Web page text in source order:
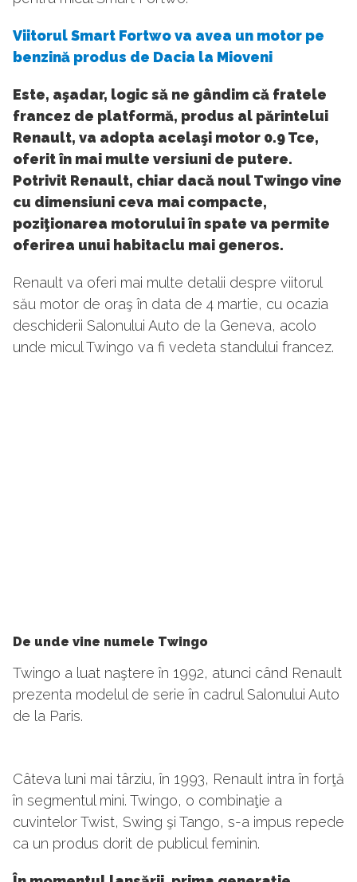
Viitorul Smart Fortwo va avea un motor pe
benzină produs de Dacia la Mioveni
Este, aşadar, logic să ne gândim că fratele
francez de platformă, produs al părintelui
Renault, va adopta acelaşi motor 0.9 Tce,
oferit în mai multe versiuni de putere.
Potrivit Renault, chiar dacă noul Twingo vine
cu dimensiuni ceva mai compacte,
poziţionarea motorului în spate va permite
oferirea unui habitaclu mai generos.
Renault va oferi mai multe detalii despre viitorul
său motor de oraş în data de 4 martie, cu ocazia
deschiderii Salonului Auto de la Geneva, acolo
unde micul Twingo va fi vedeta standului francez.
De unde vine numele Twingo
Twingo a luat naştere în 1992, atunci când Renault
prezenta modelul de serie în cadrul Salonului Auto
de la Paris.
Câteva luni mai târziu, în 1993, Renault intra în forţă
în segmentul mini. Twingo, o combinaţie a
cuvintelor Twist, Swing şi Tango, s-a impus repede
ca un produs dorit de publicul feminin.